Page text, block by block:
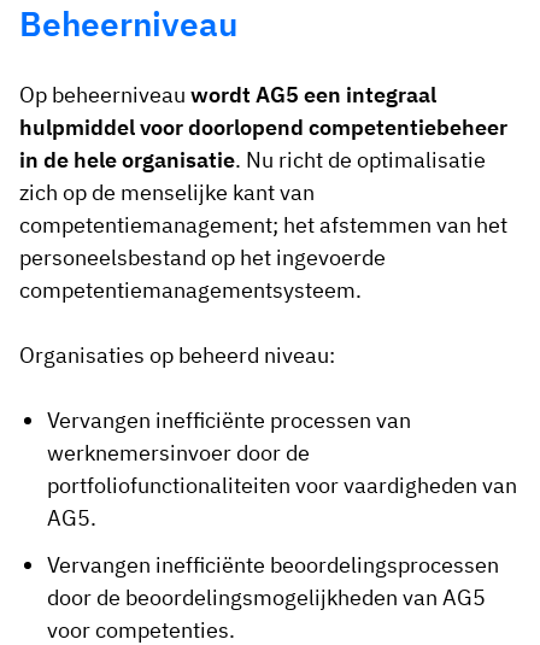
Beheerniveau
Op beheerniveau wordt AG5 een integraal
hulpmiddel voor doorlopend competentiebeheer
in de hele organisatie. Nu richt de optimalisatie
zich op de menselijke kant van
competentiemanagement; het afstemmen van het
personeelsbestand op het ingevoerde
competentiemanagementsysteem.
Organisaties op beheerd niveau:
Vervangen inefficiënte processen van
werknemersinvoer door de
portfoliofunctionaliteiten voor vaardigheden van
AG5.
Vervangen inefficiënte beoordelingsprocessen
door de beoordelingsmogelijkheden van AG5
voor competenties.